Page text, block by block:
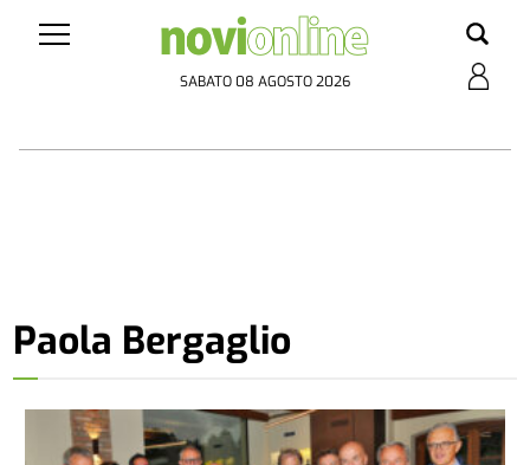
SABATO 08 AGOSTO 2026
Paola Bergaglio